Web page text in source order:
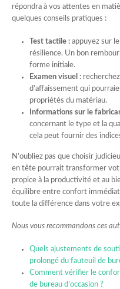
répondra à vos attentes en
quelques conseils pratiques :
Test tactile :appuyez sur
résilience. Un bon
forme initiale.
Examen visuel :recherchez
d’affaissement qui
propriétés du matériau.
Informations sur le
concernant le type et la
cela peut fournir des
N’oubliez pas que choisir
en tête pourrait transformer
propice à la productivité et au
équilibre entre confort
toute la différence dans votre
Nous vous recommandons ces
Quels ajustements de
prolongé du fauteuil de
Comment vérifier le
de bureau d’occasion ?